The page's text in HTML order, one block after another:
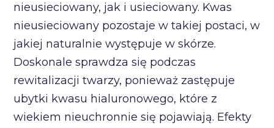
nieusieciowany, jak i usieciowany. Kwas
nieusieciowany pozostaje w takiej postaci, w
jakiej naturalnie występuje w skórze.
Doskonale sprawdza się podczas
rewitalizacji twarzy, ponieważ zastępuje
ubytki kwasu hialuronowego, które z
wiekiem nieuchronnie się pojawiają. Efekty